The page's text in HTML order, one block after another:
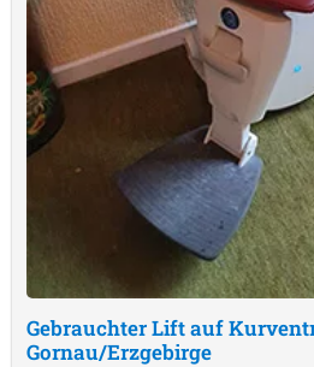
Gebrauchter Lift auf
Gornau/Erzgebirge